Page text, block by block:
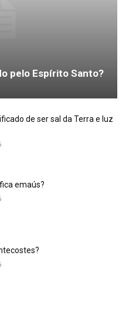
pelo Espírito Santo?
de ser sal da Terra e luz
emaús?